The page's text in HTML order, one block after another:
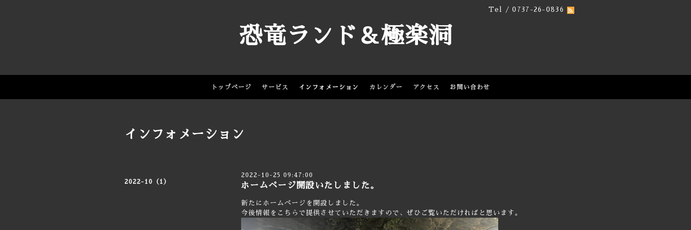
Tel / 0737-26-0836
恐竜ランド＆極楽洞
トップページ サービス インフォメーション カレンダー アクセス お問い合わせ
2022-10（1）
インフォメーション
2022-10-25 09:47:00
ホームページ開設いたしました。
新たにホームページを開設しました。
今後情報をこちらで提供させていただきますので、ぜひご覧いただければと思います。